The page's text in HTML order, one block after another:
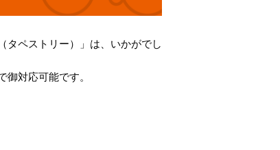
タペストリー）」は、いかがでし
対応可能です。